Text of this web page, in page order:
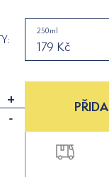
250ml
179 Kč
+
-